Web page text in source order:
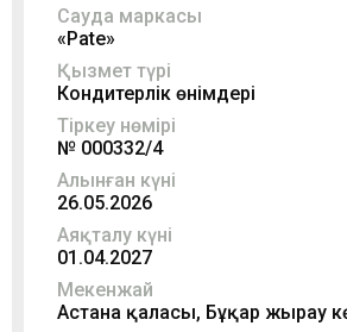
Сауда маркасы
«Pate»
Қызмет түрі
Кондитерлік өнімдері
Тіркеу нөмірі
№ 000332/4
Алынған күні
26.05.2026
Аяқталу күні
01.04.2027
Мекенжай
Астана қаласы, Бұқар жырау